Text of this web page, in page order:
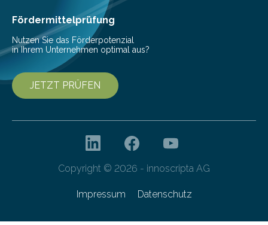
Cyberagentur ihren 5. Geburtstag. Zahlreiche Gäste…
Fördermittelprüfung
Nutzen Sie das Förderpotenzial
in Ihrem Unternehmen optimal aus?
JETZT PRÜFEN
Copyright © 2026 - innoscripta AG
Impressum Datenschutz